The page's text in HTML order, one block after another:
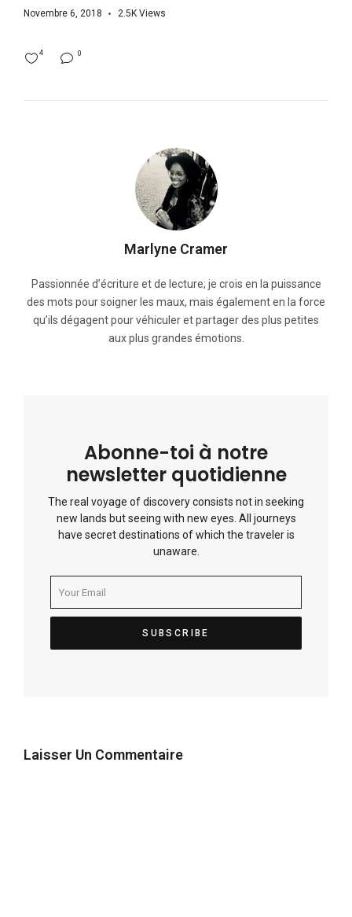
Novembre 6, 2018 2.5K Views
0
4
Marlyne Cramer
Passionnée d’écriture et de lecture; je crois en la puissance
des mots pour soigner les maux, mais également en la force
qu’ils dégagent pour véhiculer et partager des plus petites
aux plus grandes émotions.
Abonne-toi à notre
newsletter quotidienne
The real voyage of discovery consists not in seeking
new lands but seeing with new eyes. All journeys
have secret destinations of which the traveler is
unaware.
Laisser Un Commentaire